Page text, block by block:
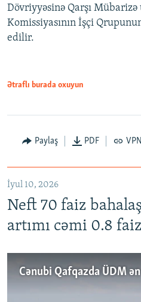
Dövriyyəsinə Qarşı Mübarizə
Komissiyasının İşçi
edilir.
Ətraflı burada oxuyun
Paylaş PDF
İyul 10, 2026
Neft 70 faiz
artımı cəmi 0.8